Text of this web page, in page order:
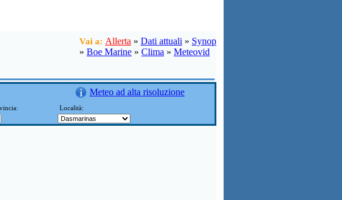
Vai a: Allerta » Dati attuali » Synop
» Boe Marine » Clima » Meteovid
Meteo ad alta risoluzione
Località: